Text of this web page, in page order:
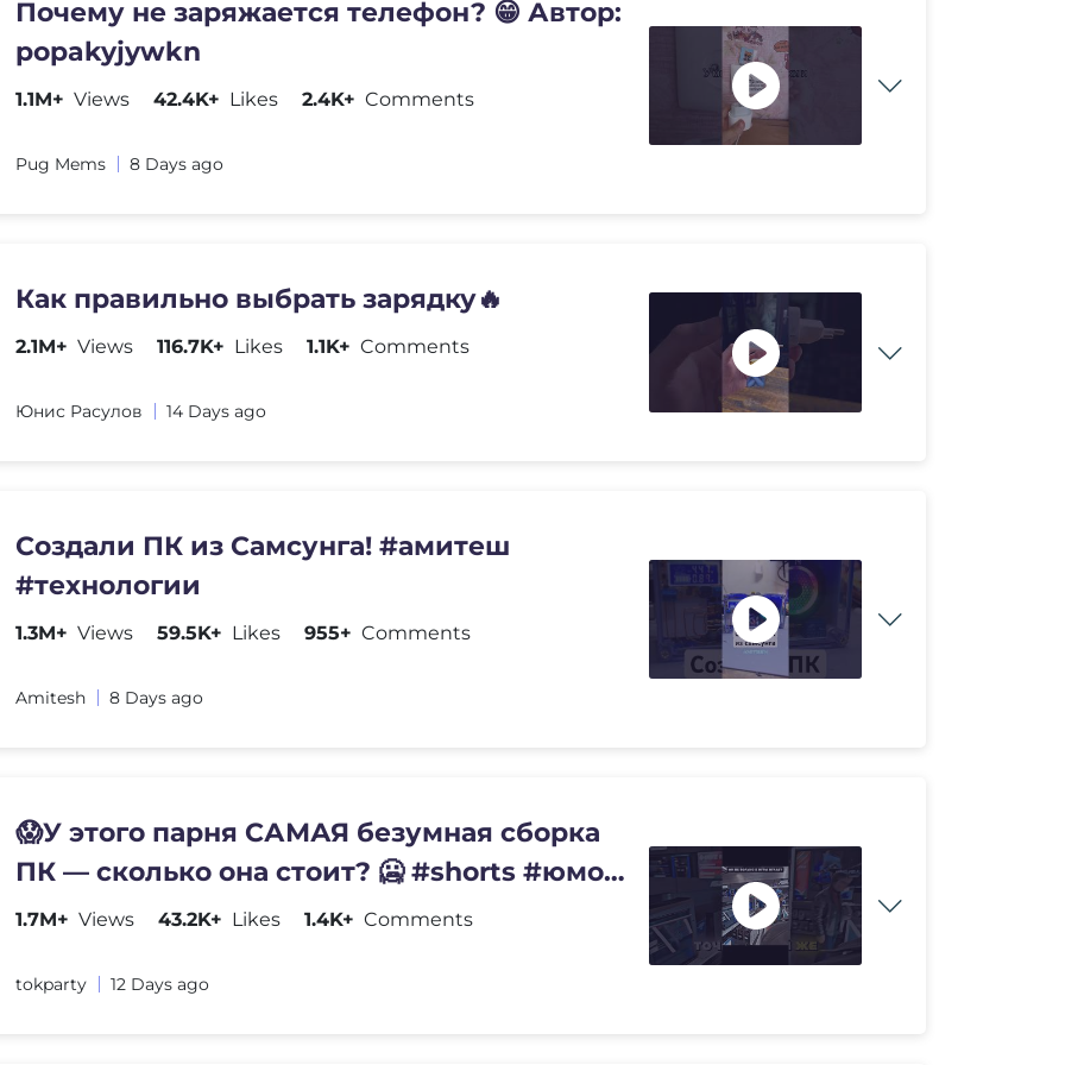
Почему не заряжается телефон? 😁 Автор:
popakyjywkn
1.1M+ Views 42.4K+ Likes 2.4K+ Comments
Pug Mems 8 Days ago
Как правильно выбрать зарядку🔥
2.1M+ Views 116.7K+ Likes 1.1K+ Comments
Юнис Расулов 14 Days ago
Создали ПК из Самсунга! #амитеш
#технологии
1.3M+ Views 59.5K+ Likes 955+ Comments
Amitesh 8 Days ago
😱У этого парня САМАЯ безумная сборка
ПК — сколько она стоит? 🥶 #shorts #юмор
#компьютер #общение
1.7M+ Views 43.2K+ Likes 1.4K+ Comments
tokparty 12 Days ago